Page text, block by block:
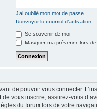
J’ai oublié mon mot de passe
Renvoyer le courriel d’activation
Se souvenir de moi
Masquer ma présence lors
de pouvoir vous connecter.
de vous inscrire, assurez-vous
du forum lors de votre